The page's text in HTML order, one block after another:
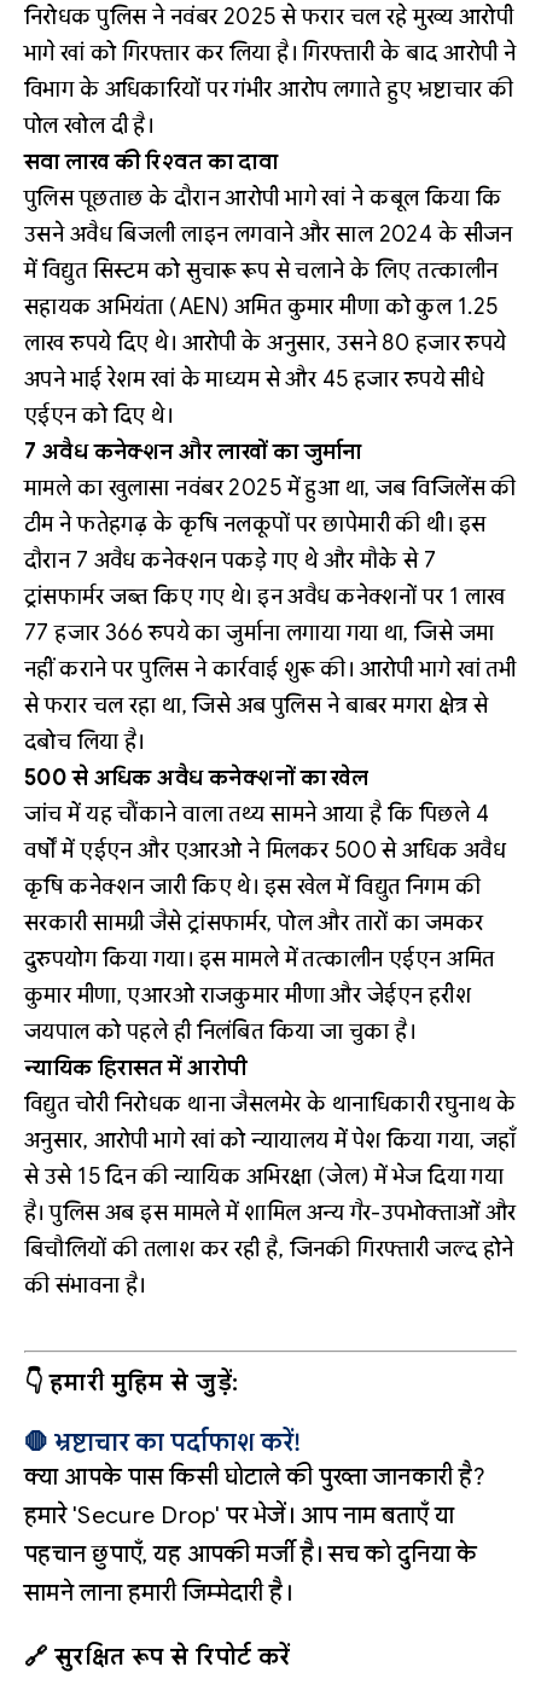
निरोधक पुलिस ने नवंबर 2025 से फरार चल रहे मुख्य आरोपी
भागे खां को गिरफ्तार कर लिया है। गिरफ्तारी के बाद आरोपी ने
विभाग के अधिकारियों पर गंभीर आरोप लगाते हुए भ्रष्टाचार की
पोल खोल दी है।
सवा लाख की रिश्वत का दावा
पुलिस पूछताछ के दौरान आरोपी भागे खां ने कबूल किया कि
उसने अवैध बिजली लाइन लगवाने और साल 2024 के सीजन
में विद्युत सिस्टम को सुचारू रूप से चलाने के लिए तत्कालीन
सहायक अभियंता (AEN) अमित कुमार मीणा को कुल 1.25
लाख रुपये दिए थे। आरोपी के अनुसार, उसने 80 हजार रुपये
अपने भाई रेशम खां के माध्यम से और 45 हजार रुपये सीधे
एईएन को दिए थे।
7 अवैध कनेक्शन और लाखों का जुर्माना
मामले का खुलासा नवंबर 2025 में हुआ था, जब विजिलेंस की
टीम ने फतेहगढ़ के कृषि नलकूपों पर छापेमारी की थी। इस
दौरान 7 अवैध कनेक्शन पकड़े गए थे और मौके से 7
ट्रांसफार्मर जब्त किए गए थे। इन अवैध कनेक्शनों पर 1 लाख
77 हजार 366 रुपये का जुर्माना लगाया गया था, जिसे जमा
नहीं कराने पर पुलिस ने कार्रवाई शुरू की। आरोपी भागे खां तभी
से फरार चल रहा था, जिसे अब पुलिस ने बाबर मगरा क्षेत्र से
दबोच लिया है।
500 से अधिक अवैध कनेक्शनों का खेल
जांच में यह चौंकाने वाला तथ्य सामने आया है कि पिछले 4
वर्षों में एईएन और एआरओ ने मिलकर 500 से अधिक अवैध
कृषि कनेक्शन जारी किए थे। इस खेल में विद्युत निगम की
सरकारी सामग्री जैसे ट्रांसफार्मर, पोल और तारों का जमकर
दुरुपयोग किया गया। इस मामले में तत्कालीन एईएन अमित
कुमार मीणा, एआरओ राजकुमार मीणा और जेईएन हरीश
जयपाल को पहले ही निलंबित किया जा चुका है।
न्यायिक हिरासत में आरोपी
विद्युत चोरी निरोधक थाना जैसलमेर के थानाधिकारी रघुनाथ के
अनुसार, आरोपी भागे खां को न्यायालय में पेश किया गया, जहाँ
से उसे 15 दिन की न्यायिक अभिरक्षा (जेल) में भेज दिया गया
है। पुलिस अब इस मामले में शामिल अन्य गैर-उपभोक्ताओं और
बिचौलियों की तलाश कर रही है, जिनकी गिरफ्तारी जल्द होने
की संभावना है।
👇 हमारी मुहिम से जुड़ें:
🛑 भ्रष्टाचार का पर्दाफाश करें!
क्या आपके पास किसी घोटाले की पुख्ता जानकारी है?
हमारे 'Secure Drop' पर भेजें। आप नाम बताएँ या
पहचान छुपाएँ, यह आपकी मर्जी है। सच को दुनिया के
सामने लाना हमारी जिम्मेदारी है।
🔗 सुरक्षित रूप से रिपोर्ट करें